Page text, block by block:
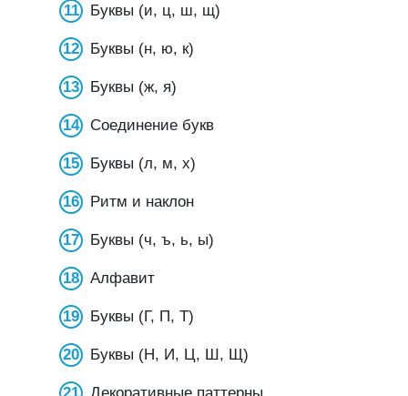
Буквы (и, ц, ш, щ)
Буквы (н, ю, к)
Буквы (ж, я)
Соединение букв
Буквы (л, м, х)
Ритм и наклон
Буквы (ч, ъ, ь, ы)
Алфавит
Буквы (Г, П, Т)
Буквы (Н, И, Ц, Ш, Щ)